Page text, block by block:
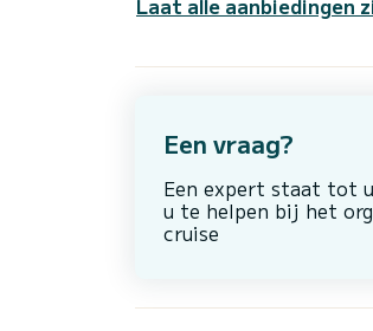
Laat alle aanbiedingen
Een vraag?
Een expert staat tot
u te helpen bij het
cruise